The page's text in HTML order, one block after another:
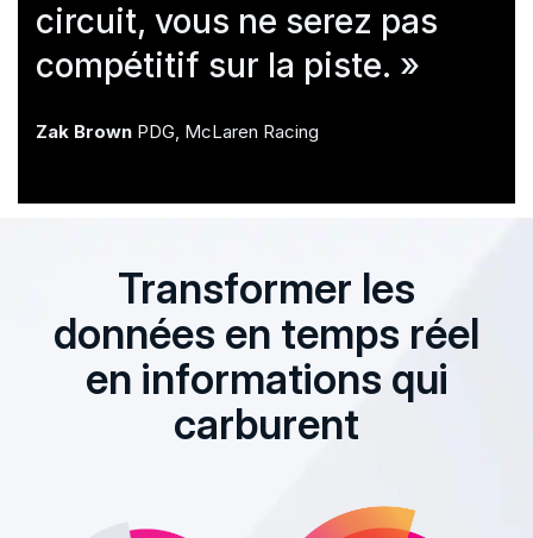
circuit, vous ne serez pas
compétitif sur la piste. »
Zak Brown PDG, McLaren Racing
Transformer les
données en temps réel
en informations qui
carburent